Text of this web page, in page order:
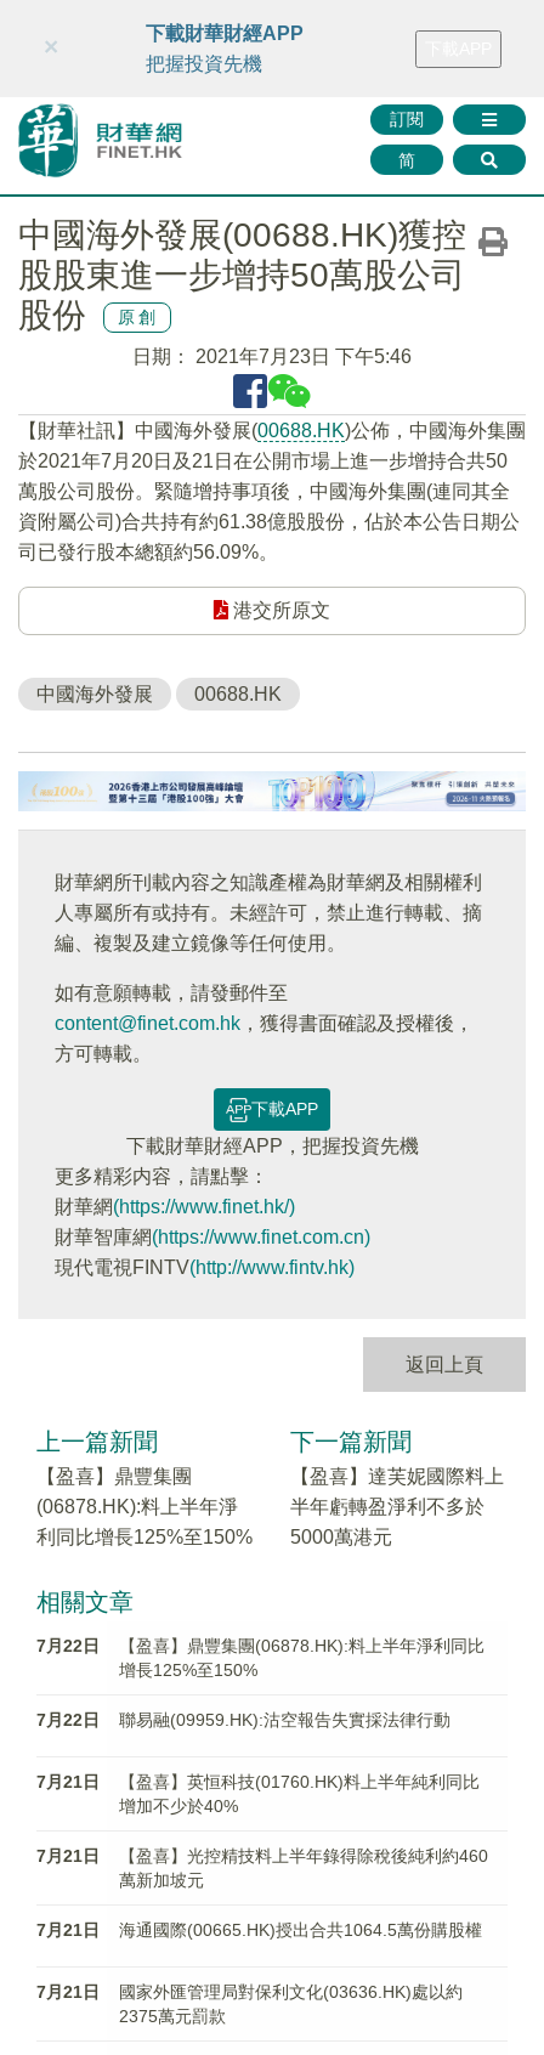
財華智庫網 FINTV FINMETA 財華證券 媒體矩陣
訂閱
简
×
下載財華財經APP
把握投資先機
中國海外發展(00688.HK)獲控
股股東進一步增持50萬股公司
股份
原創
日期： 2021年7月23日 下午5:46
【財華社訊】中國海外發展(00688.HK)公佈，中國海外集團
於2021年7月20日及21日在公開市場上進一步增持合共50
萬股公司股份。緊隨增持事項後，中國海外集團(連同其全
資附屬公司)合共持有約61.38億股股份，佔於本公告日期公
司已發行股本總額約56.09%。
港交所原文
中國海外發展 00688.HK
財華網所刊載內容之知識產權為財華網及相關權利
人專屬所有或持有。未經許可，禁止進行轉載、摘
編、複製及建立鏡像等任何使用。
如有意願轉載，請發郵件至
content@finet.com.hk ，獲得書面確認及授權後，
方可轉載。
下載APP
下載財華財經APP，把握投資先機
更多精彩内容，請點擊：
財華網(https://www.finet.hk/)
財華智庫網(https://www.finet.com.cn)
現代電視FINTV(http://www.fintv.hk)
返回上頁
上一篇新聞
【盈喜】鼎豐集團
(06878.HK):料上半年淨
利同比增長125%至150%
下一篇新聞
【盈喜】達芙妮國際料上
半年虧轉盈淨利不多於
5000萬港元
相關文章
7月22日
【盈喜】鼎豐集團(06878.HK):料上半年淨利同比
增長125%至150%
7月22日 聯易融(09959.HK):沽空報告失實採法律行動
7月21日
【盈喜】英恒科技(01760.HK)料上半年純利同比
增加不少於40%
7月21日
【盈喜】光控精技料上半年錄得除稅後純利約460
萬新加坡元
7月21日 海通國際(00665.HK)授出合共1064.5萬份購股權
7月21日
國家外匯管理局對保利文化(03636.HK)處以約
2375萬元罰款